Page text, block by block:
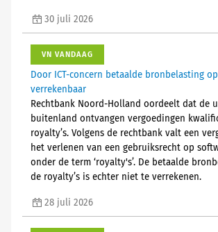
30 juli 2026
VN VANDAAG
Door ICT-concern betaalde bronbelasting
verrekenbaar
Rechtbank Noord-Holland oordeelt dat de
buitenland ontvangen vergoedingen
royalty’s. Volgens de rechtbank valt een
het verlenen van een gebruiksrecht op
onder de term ‘royalty's’. De betaalde
de royalty’s is echter niet te verrekenen.
28 juli 2026